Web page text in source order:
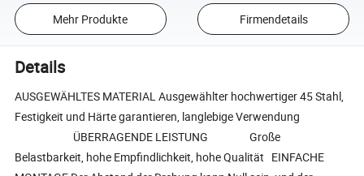
Mehr Produkte Firmendetails
Details
AUSGEWÄHLTES MATERIAL Ausgewählter hochwertiger 45 Stahl,
Festigkeit und Härte garantieren, langlebige Verwendung
ÜBERRAGENDE LEISTUNG Große
Belastbarkeit, hohe Empfindlichkeit, hohe Qualität EINFACHE